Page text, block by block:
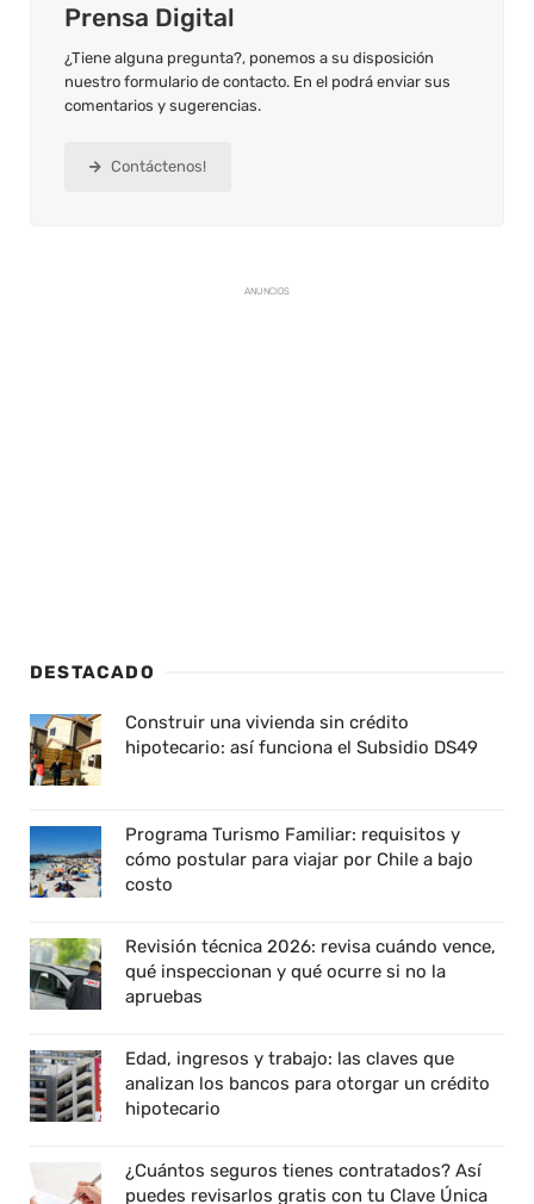
Prensa Digital
¿Tiene alguna pregunta?, ponemos a su disposición
nuestro formulario de contacto. En el podrá enviar sus
comentarios y sugerencias.
Contáctenos!
ANUNCIOS
DESTACADO
Construir una vivienda sin crédito
hipotecario: así funciona el Subsidio DS49
Programa Turismo Familiar: requisitos y
cómo postular para viajar por Chile a bajo
costo
Revisión técnica 2026: revisa cuándo vence,
qué inspeccionan y qué ocurre si no la
apruebas
Edad, ingresos y trabajo: las claves que
analizan los bancos para otorgar un crédito
hipotecario
¿Cuántos seguros tienes contratados? Así
puedes revisarlos gratis con tu Clave Única